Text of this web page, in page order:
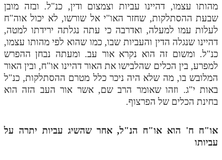
מהותו עצמו, דהיינו עביות וצמצום ודין, כנ"ל. ובזה מובן
שבעת ההסתלקות, שחזר האו"י אל שורשו, לא יכול אוה"ח
לעלות עמו למעלה, ואדרבה כי עתה נגלתה ירידתו למטה,
דהיינו שנגלה הדין והעביות שבו, כמו שהוא לפי מהותו עצמו,
כנ"ל. ומשום זה הוא נקרא אור עב. ומעתה נבחן ההפרש
למפרע, בין הכלים שהלבישו את האור דהיינו או"ח, ובין האור
המלובש בו, מה שלא היה ניכר כלל מטרם ההסתלקות, כנ"ל
באות י"ג. וזהו שאומר הרב שם, אשר אור העב הזה הוא
בחינת הכלים של הפרצוף.
או"ח ח' הוא או"ח הנ"ל, אחר שהשיג עביות יתרה על
עביותו